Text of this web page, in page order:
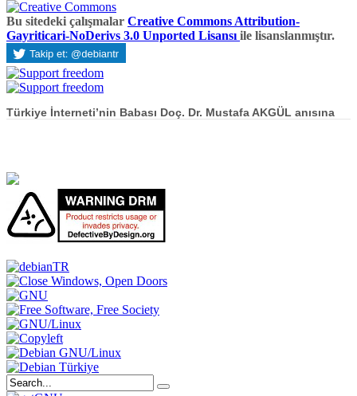
Bu sitedeki çalışmalar Creative Commons Attribution-
Gayriticari-NoDerivs 3.0 Unported Lisansı ile lisanslanmıştır.
Türkiye İnterneti’nin Babası Doç. Dr. Mustafa AKGÜL anısına